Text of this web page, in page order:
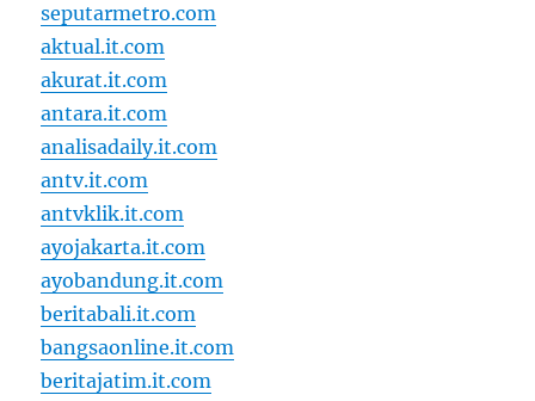
seputarmetro.com
aktual.it.com
akurat.it.com
antara.it.com
analisadaily.it.com
antv.it.com
antvklik.it.com
ayojakarta.it.com
ayobandung.it.com
beritabali.it.com
bangsaonline.it.com
beritajatim.it.com